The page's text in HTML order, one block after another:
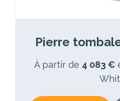
Pierre
À partir de 4 083 €